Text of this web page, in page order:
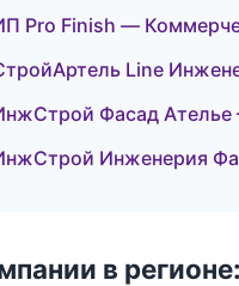
Pro Finish —
Line
Фасад Ателье
Инженерия
в